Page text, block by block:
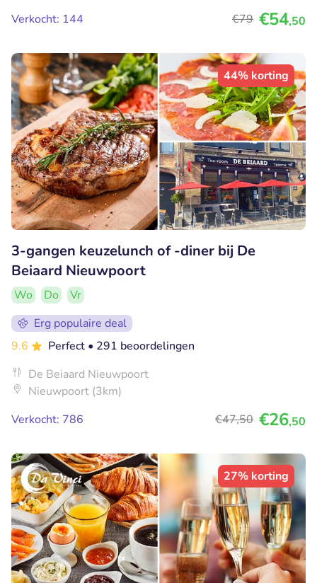
Verkocht: 144
€79 €54,50
44% korting
3-gangen keuzelunch of -diner bij De
Beiaard Nieuwpoort
Wo Do
Vr
Erg populaire deal
9.6
Perfect • 291 beoordelingen
De Beiaard Nieuwpoort
Nieuwpoort (3km)
Verkocht: 786
€47,50 €26,50
27% korting